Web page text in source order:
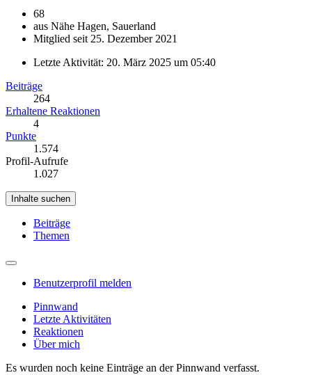
68
aus Nähe Hagen, Sauerland
Mitglied seit 25. Dezember 2021
Letzte Aktivität: 20. März 2025 um 05:40
Beiträge
264
Erhaltene Reaktionen
4
Punkte
1.574
Profil-Aufrufe
1.027
Inhalte suchen
Beiträge
Themen
Benutzerprofil melden
Pinnwand
Letzte Aktivitäten
Reaktionen
Über mich
Es wurden noch keine Einträge an der Pinnwand verfasst.